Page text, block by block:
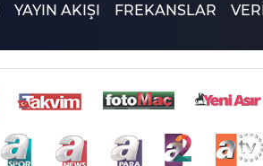
YAYIN AKIŞI FREKANSLAR